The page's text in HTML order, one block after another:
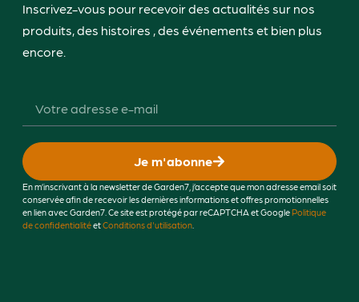
Inscrivez-vous pour recevoir des actualités sur nos
produits, des histoires , des événements et bien plus
encore.
Je m'abonne
En m’inscrivant à la newsletter de Garden7, j’accepte que mon adresse email soit
conservée afin de recevoir les dernières informations et offres promotionnelles
en lien avec Garden7. Ce site est protégé par reCAPTCHA et GooglePolitique
de confidentialitéetConditions d'utilisation.